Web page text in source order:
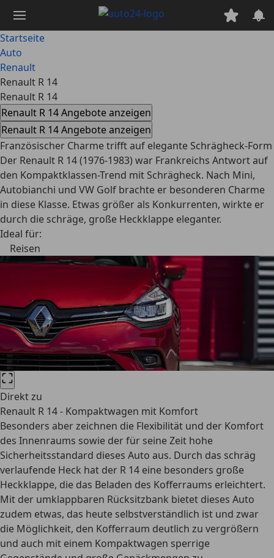
Hauptinhalt
springen
Startseite
Auto
Renault
Renault R 14
Renault R 14
Renault R 14 Angebote anzeigen
Renault R 14 Angebote anzeigen
Französischer Charme trifft auf elegante Schrägheck-Form
Der Renault R 14 (1976-1983) war Frankreichs Antwort auf
den Kompaktklassen-Trend mit Schrägheck. Nach Mini,
Autobianchi und VW Golf brachte er besonderen Charme
in diese Klasse. Etwas größer als Konkurrenten, wirkte er
durch die schräge, große Heckklappe eleganter.
Ideal für:
Reisen
Direkt zu
Renault R 14 - Kompaktwagen mit Komfort
Besonders aber zeichnen die Flexibilität und der Komfort
des Innenraums sowie der für seine Zeit hohe
Sicherheitsstandard dieses Auto aus. Durch das schräg
verlaufende Heck hat der R 14 eine besonders große
Heckklappe, die das Beladen des Kofferraums erleichtert.
Mit der umklappbaren Rücksitzbank bietet dieses Auto
zudem etwas, das heute selbstverständlich ist und zwar
die Möglichkeit, den Kofferraum deutlich zu vergrößern
und auch mit einem Kompaktwagen sperrige